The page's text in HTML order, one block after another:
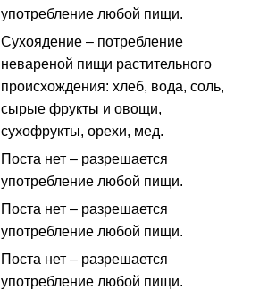
употребление любой пищи.
Сухоядение – потребление
невареной пищи растительного
происхождения: хлеб, вода, соль,
сырые фрукты и овощи,
сухофрукты, орехи, мед.
Поста нет – разрешается
употребление любой пищи.
Поста нет – разрешается
употребление любой пищи.
Поста нет – разрешается
употребление любой пищи.